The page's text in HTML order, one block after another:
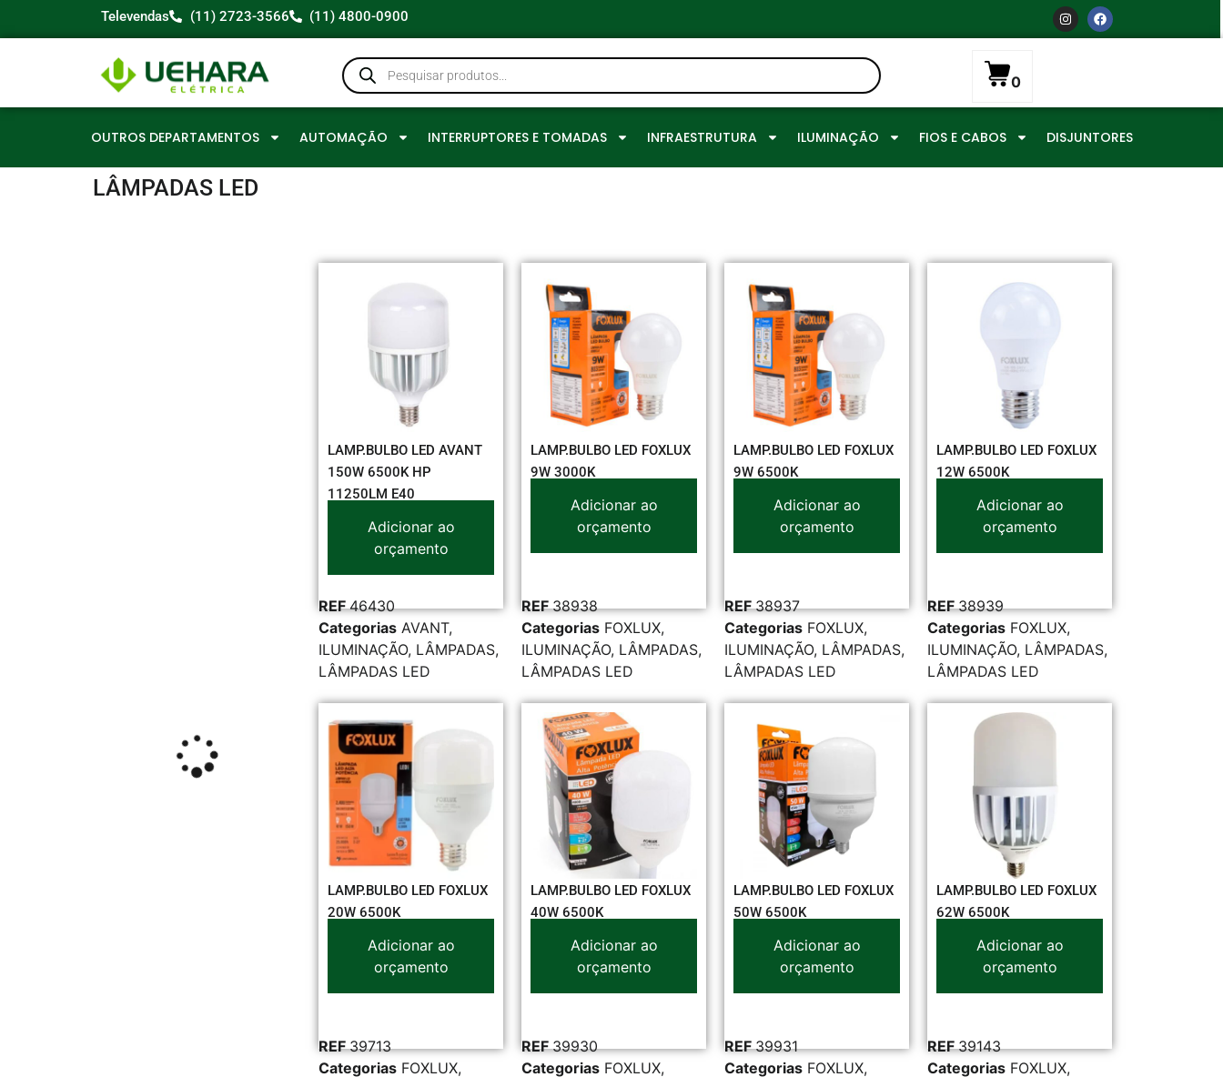
Televendas (11) 2723-3566 (11) 4800-0900
0
OUTROS DEPARTAMENTOS AUTOMAÇÃO INTERRUPTORES E TOMADAS INFRAESTRUTURA ILUMINAÇÃO FIOS E CABOS DISJUNTORES
LÂMPADAS LED
LAMP.BULBO LED AVANT
150W 6500K HP
11250LM E40
Adicionar ao
orçamento
REF46430
Categorias AVANT,
ILUMINAÇÃO, LÂMPADAS,
LÂMPADAS LED
LAMP.BULBO LED FOXLUX
9W 3000K
Adicionar ao
orçamento
REF38938
Categorias FOXLUX,
ILUMINAÇÃO, LÂMPADAS,
LÂMPADAS LED
LAMP.BULBO LED FOXLUX
9W 6500K
Adicionar ao
orçamento
REF38937
Categorias FOXLUX,
ILUMINAÇÃO, LÂMPADAS,
LÂMPADAS LED
LAMP.BULBO LED FOXLUX
12W 6500K
Adicionar ao
orçamento
REF38939
Categorias FOXLUX,
ILUMINAÇÃO, LÂMPADAS,
LÂMPADAS LED
LAMP.BULBO LED FOXLUX
20W 6500K
Adicionar ao
orçamento
REF39713
Categorias FOXLUX,
LAMP.BULBO LED FOXLUX
40W 6500K
Adicionar ao
orçamento
REF39930
Categorias FOXLUX,
LAMP.BULBO LED FOXLUX
50W 6500K
Adicionar ao
orçamento
REF39931
Categorias FOXLUX,
LAMP.BULBO LED FOXLUX
62W 6500K
Adicionar ao
orçamento
REF39143
Categorias FOXLUX,